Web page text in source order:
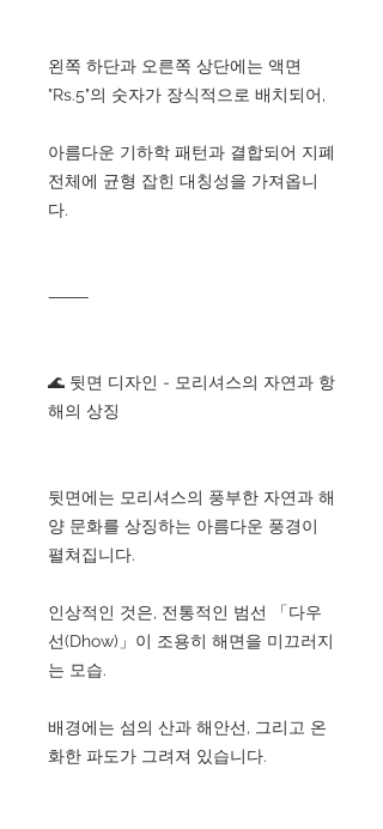
왼쪽 하단과 오른쪽 상단에는 액면
"Rs.5"의 숫자가 장식적으로 배치되어,
아름다운 기하학 패턴과 결합되어 지폐
전체에 균형 잡힌 대칭성을 가져옵니
다.
⸻
🌊 뒷면 디자인 - 모리셔스의 자연과 항
해의 상징
뒷면에는 모리셔스의 풍부한 자연과 해
양 문화를 상징하는 아름다운 풍경이
펼쳐집니다.
인상적인 것은, 전통적인 범선 「다우
선(Dhow)」이 조용히 해면을 미끄러지
는 모습.
배경에는 섬의 산과 해안선, 그리고 온
화한 파도가 그려져 있습니다.